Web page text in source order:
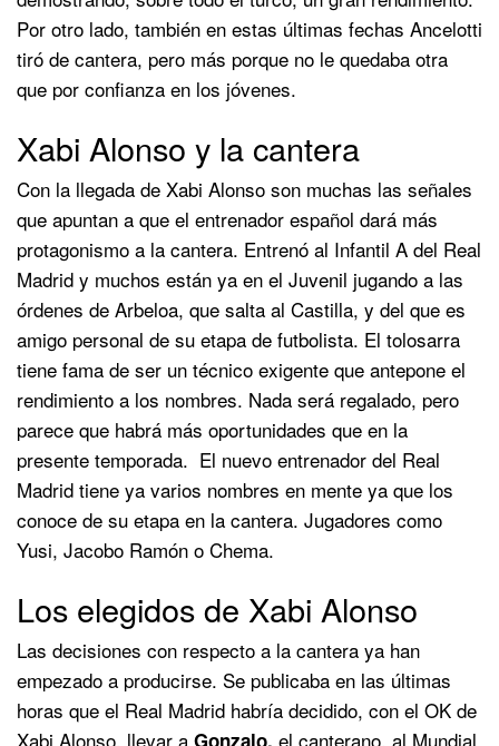
Por otro lado, también en estas últimas fechas Ancelotti
tiró de cantera, pero más porque no le quedaba otra
que por confianza en los jóvenes.
Xabi Alonso y la cantera
Con la llegada de Xabi Alonso son muchas las señales
que apuntan a que el entrenador español dará más
protagonismo a la cantera. Entrenó al Infantil A del Real
Madrid y muchos están ya en el Juvenil jugando a las
órdenes de Arbeloa, que salta al Castilla, y del que es
amigo personal de su etapa de futbolista. El tolosarra
tiene fama de ser un técnico exigente que antepone el
rendimiento a los nombres. Nada será regalado, pero
parece que habrá más oportunidades que en la
presente temporada. El nuevo entrenador del Real
Madrid tiene ya varios nombres en mente ya que los
conoce de su etapa en la cantera. Jugadores como
Yusi, Jacobo Ramón o Chema.
Los elegidos de Xabi Alonso
Las decisiones con respecto a la cantera ya han
empezado a producirse. Se publicaba en las últimas
horas que el Real Madrid habría decidido, con el OK de
Xabi Alonso, llevar a Gonzalo, el canterano, al Mundial